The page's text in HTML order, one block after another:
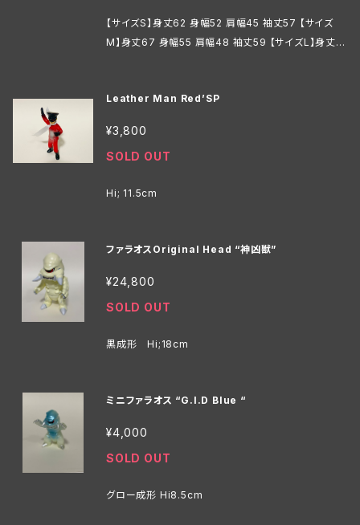
【サイズS】身丈62 身幅52 肩幅45 袖丈57 【サイズ
M】身丈67 身幅55 肩幅48 袖丈59 【サイズL】身丈7
58 袖丈61
Leather Man Red’SP
¥3,800
SOLD OUT
Hi; 11.5cm
ファラオスOriginal Head “神凶獣”
¥24,800
SOLD OUT
黒成形 Hi;18cm
ミニファラオス “G.I.D Blue “
¥4,000
SOLD OUT
グロー成形 Hi8.5cm